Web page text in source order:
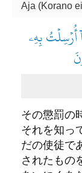
Aja (Korano
أُرۡسِلۡتُ بِهِۦ
その懲罰の
それを知っ
だの使徒で
されたもの